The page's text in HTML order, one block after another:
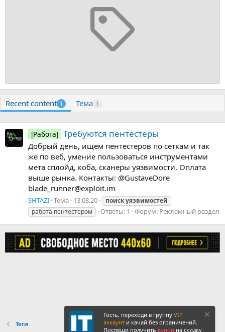
Recent content 1 Тема 1
[Работа] Требуются пентестеры
Добрый день, ищем пентестеров по сеткам и так
же по веб, умение пользоваться инструментами
мета сплойд, коба, сканеры уязвимости. Оплата
выше рынка. Контакты: @GustaveDore
blade_runner@exploit.im
SHTAZI Тема 13.08.20 поискуязвимостей
работа пентестером
Ответы: 1 Форум: Рекламный раздел
Теги
Гость, переходи в группу VIP
аккаунт и качай без ограничений.
Поспеши получить купон на скидку